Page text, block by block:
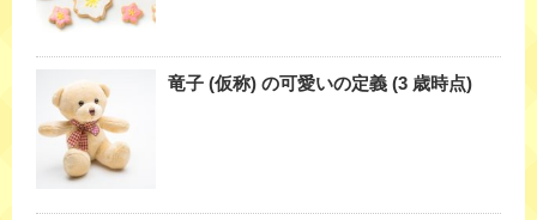
竜子 (仮称) の可愛いの定義 (3 歳時点)